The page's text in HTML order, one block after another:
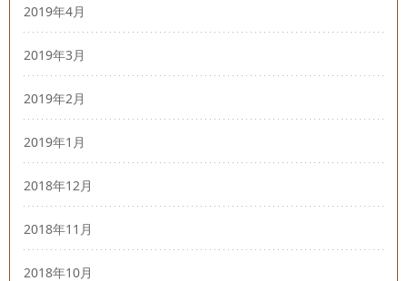
2019年4月
2019年3月
2019年2月
2019年1月
2018年12月
2018年11月
2018年10月